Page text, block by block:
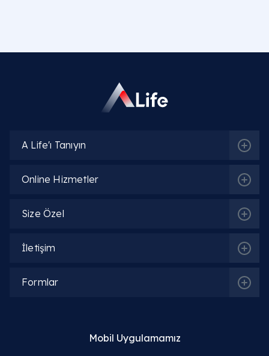
İlgili Bölümler
İç Hastalıkları (Dahiliye)
İlgili Hekimler
Uzm. Dr. Shafa Huseynova
A Life'ı Tanıyın
Online Hizmetler
Size Özel
İletişim
Formlar
Mobil Uygulamamız